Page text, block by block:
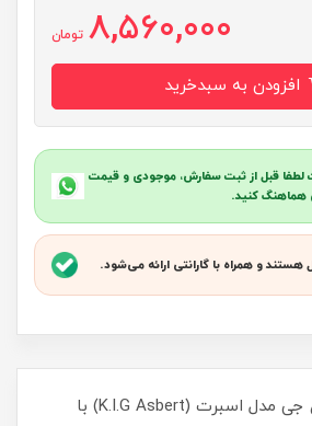
8,560,000 تومان
لطفا قبل از ثبت سفارش، موجودی و قیمت
هماهنگ کنید.
و همراه با گارانتی ارائه می‌شود.
شیر روشویی کی ای جی مدل اسبرت (K.I.G Asbert) با